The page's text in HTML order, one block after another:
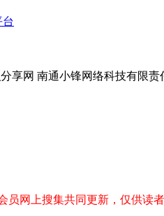
台
分享网 南通小锋网络科技有限
员网上搜集共同更新，仅供读